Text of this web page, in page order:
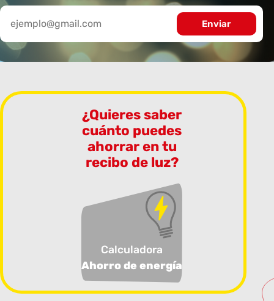
¿Quieres saber
cuánto puedes
ahorrar en tu
recibo de luz?
Calculadora
Ahorro de energía